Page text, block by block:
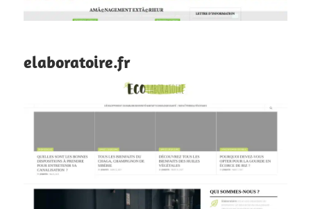
elaboratoire.fr